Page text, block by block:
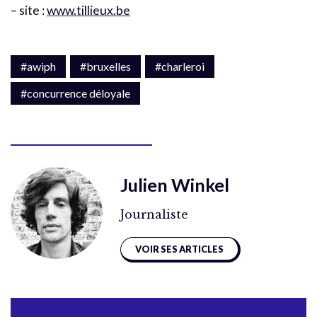
– site :www.tillieux.be
#awiph #bruxelles
#charleroi
#concurrence déloyale
Julien Winkel
Journaliste
VOIR SES ARTICLES